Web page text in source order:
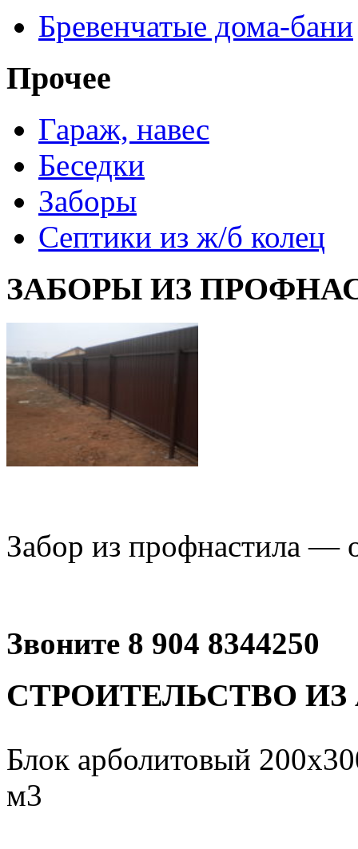
Бревенчатые дома-бани
Прочее
Гараж, навес
Беседки
Заборы
Септики из ж/б колец
ЗАБОРЫ ИЗ
Забор из профнастила —
Звоните 8 904 8344250
СТРОИТЕЛЬСТВО
Блок арболитовый
м3